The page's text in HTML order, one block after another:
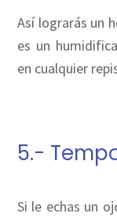
Así lograrás un
es un
en cualquier
5.-
Si le echas un